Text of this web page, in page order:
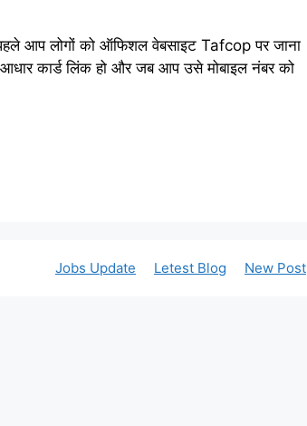
आप लोगों को ऑफिशल वेबसाइट Tafcop पर जाना
कार्ड लिंक हो और जब आप उसे मोबाइल नंबर को
Jobs Update Letest Blog New Post